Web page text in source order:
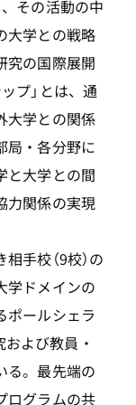
その活動の中
大学との戦略
究の国際展開
プ」とは、通
大学との関係
局・各分野に
と大学との間
力関係の実現
手校（9校）の
学ドメインの
ポールシェラ
および教員・
る。最先端の
ログラムの共